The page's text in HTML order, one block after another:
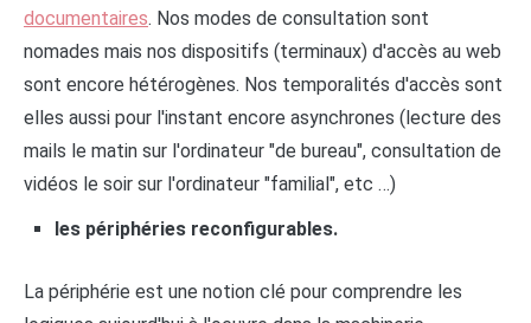
documentaires. Nos modes de consultation sont
nomades mais nos dispositifs (terminaux) d'accès au web
sont encore hétérogènes. Nos temporalités d'accès sont
elles aussi pour l'instant encore asynchrones (lecture des
mails le matin sur l'ordinateur "de bureau", consultation de
vidéos le soir sur l'ordinateur "familial", etc …)
les périphéries reconfigurables.
La périphérie est une notion clé pour comprendre les